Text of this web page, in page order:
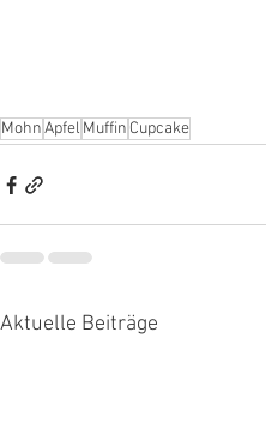
MohnApfel Muffin Cupcake
Aktuelle Beiträge